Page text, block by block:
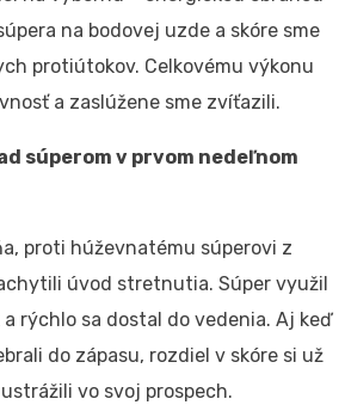
na bodovej uzde a skóre sme
protiútokov. Celkovému výkonu
a zaslúžene sme zvíťazili.
súperom v prvom nedeľnom
proti húževnatému súperovi z
úvod stretnutia. Súper využil
rýchlo sa dostal do vedenia. Aj keď
do zápasu, rozdiel v skóre si už
vo svoj prospech.